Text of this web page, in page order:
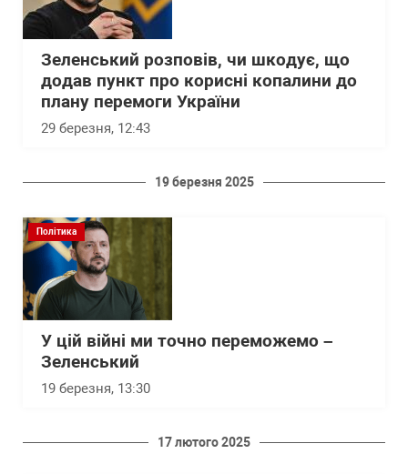
Зеленський розповів, чи шкодує, що
додав пункт про корисні копалини до
плану перемоги України
29 березня, 12:43
19 березня 2025
Політика
У цій війні ми точно переможемо –
Зеленський
19 березня, 13:30
17 лютого 2025